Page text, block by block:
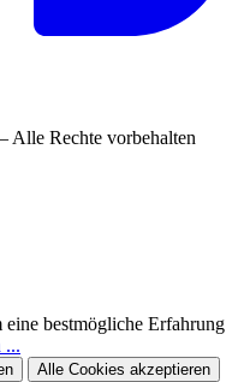
Alle Rechte vorbehalten
bestmögliche Erfahrung
...
Alle Cookies akzeptieren